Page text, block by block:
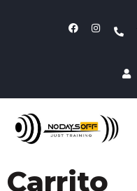
Carrito